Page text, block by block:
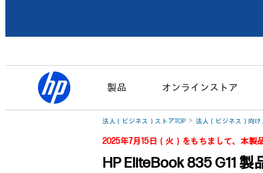
製品 オンラインストア
法人（ビジネス）ストアTOP 法人（ビジネス）向け
2025年7月15日（火）をもちまして、本製
HP EliteBook 835 G11 製